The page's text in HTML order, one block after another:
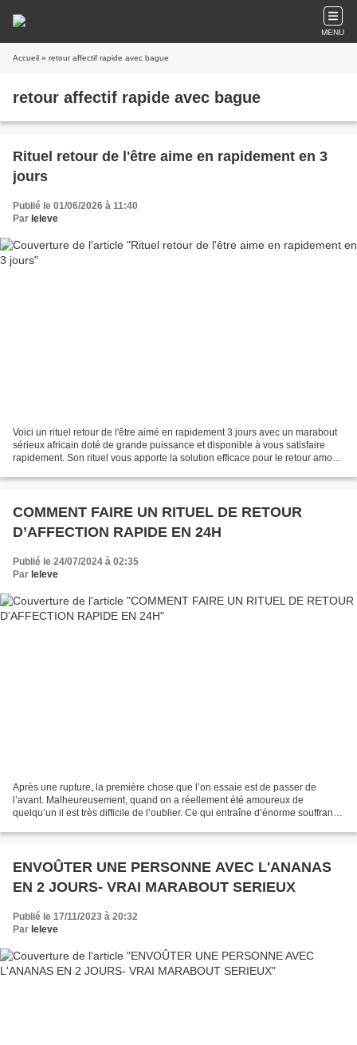
MENU
Accueil » retour affectif rapide avec bague
retour affectif rapide avec bague
Rituel retour de l'être aime en rapidement en 3
jours
Publié le 01/06/2026 à 11:40
Par leleve
Voici un rituel retour de l'être aimé en rapidement 3 jours avec un marabout
sérieux africain doté de grande puissance et disponible à vous satisfaire
rapidement. Son rituel vous apporte la solution efficace pour le retour amour
COMMENT FAIRE UN RITUEL DE RETOUR
D’AFFECTION RAPIDE EN 24H
Publié le 24/07/2024 à 02:35
Par leleve
Après une rupture, la première chose que l’on essaie est de passer de
l’avant. Malheureusement, quand on a réellement été amoureux de
quelqu’un il est très difficile de l’oublier. Ce qui entraîne d’énorme souffrance
ENVOÛTER UNE PERSONNE AVEC L'ANANAS
EN 2 JOURS- VRAI MARABOUT SERIEUX
Publié le 17/11/2023 à 20:32
Par leleve